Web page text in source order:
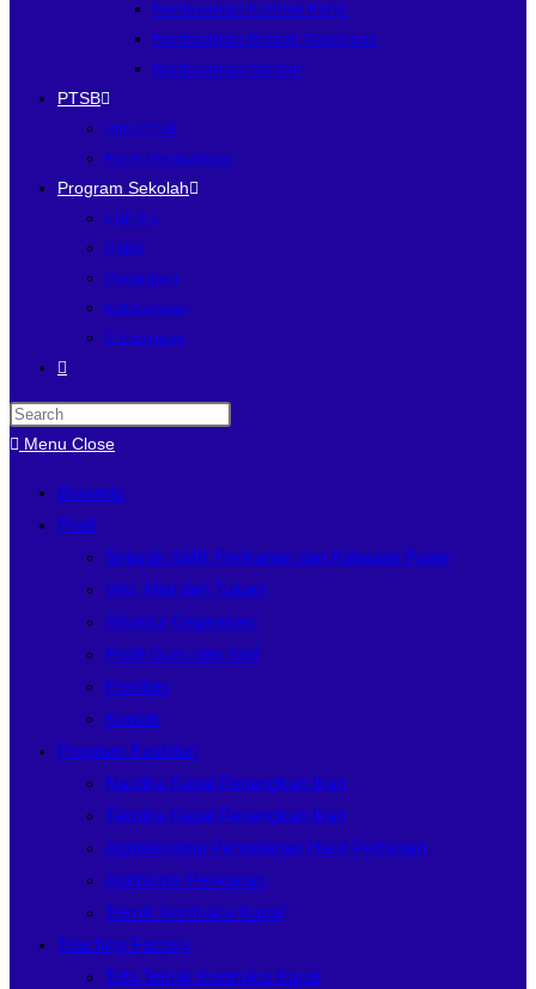
Berdasarkan Kontrak Kerja
Berdasarkan Bidang Pekerjaan
Berdasarkan Gender
PTSB
Info PTSB
Form Pendaftaran
Program Sekolah
LSP P1
P5BK
Pesantren
Ketarunaan
E-Learning
Menu Close
Beranda
Profil
Sejarah SMK Perikanan dan Kelautan Puger
Visi, Misi dan Tujuan
Struktur Organisasi
Profil Guru dan Staf
Fasilitas
Kontak
Program Keahlian
Nautika Kapal Penangkap Ikan
Teknika Kapal Penangkap Ikan
Agriteknologi Pengolahan Hasil Pertanian
Agribisnis Perikanan
Teknik Kontruksi Kapal
Teaching Factory
Tefa Teknik Kontruksi Kapal